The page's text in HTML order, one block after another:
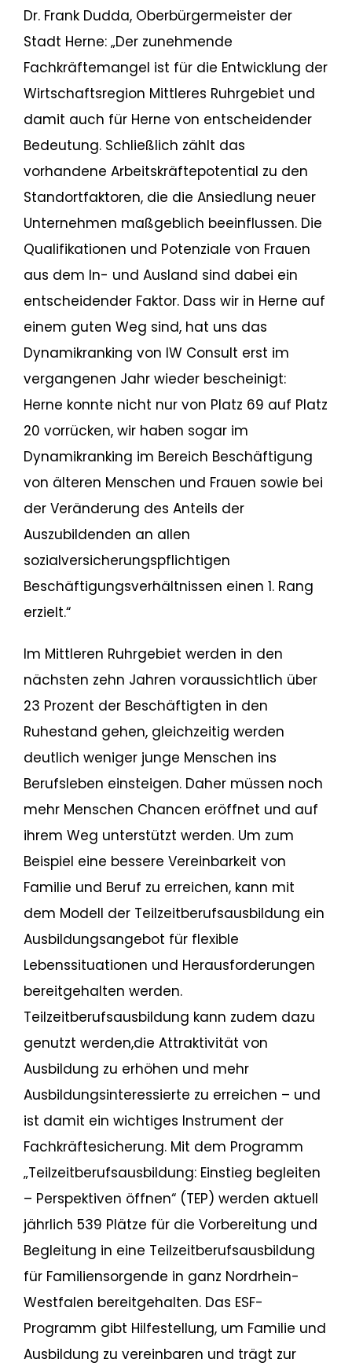
Dr. Frank Dudda, Oberbürgermeister der
Stadt Herne: „Der zunehmende
Fachkräftemangel ist für die Entwicklung der
Wirtschaftsregion Mittleres Ruhrgebiet und
damit auch für Herne von entscheidender
Bedeutung. Schließlich zählt das
vorhandene Arbeitskräftepotential zu den
Standortfaktoren, die die Ansiedlung neuer
Unternehmen maßgeblich beeinflussen. Die
Qualifikationen und Potenziale von Frauen
aus dem In- und Ausland sind dabei ein
entscheidender Faktor. Dass wir in Herne auf
einem guten Weg sind, hat uns das
Dynamikranking von IW Consult erst im
vergangenen Jahr wieder bescheinigt:
Herne konnte nicht nur von Platz 69 auf Platz
20 vorrücken, wir haben sogar im
Dynamikranking im Bereich Beschäftigung
von älteren Menschen und Frauen sowie bei
der Veränderung des Anteils der
Auszubildenden an allen
sozialversicherungspflichtigen
Beschäftigungsverhältnissen einen 1. Rang
erzielt.“
Im Mittleren Ruhrgebiet werden in den
nächsten zehn Jahren voraussichtlich über
23 Prozent der Beschäftigten in den
Ruhestand gehen, gleichzeitig werden
deutlich weniger junge Menschen ins
Berufsleben einsteigen. Daher müssen noch
mehr Menschen Chancen eröffnet und auf
ihrem Weg unterstützt werden. Um zum
Beispiel eine bessere Vereinbarkeit von
Familie und Beruf zu erreichen, kann mit
dem Modell der Teilzeitberufsausbildung ein
Ausbildungsangebot für flexible
Lebenssituationen und Herausforderungen
bereitgehalten werden.
Teilzeitberufsausbildung kann zudem dazu
genutzt werden,die Attraktivität von
Ausbildung zu erhöhen und mehr
Ausbildungsinteressierte zu erreichen – und
ist damit ein wichtiges Instrument der
Fachkräftesicherung. Mit dem Programm
„Teilzeitberufsausbildung: Einstieg begleiten
– Perspektiven öffnen“ (TEP) werden aktuell
jährlich 539 Plätze für die Vorbereitung und
Begleitung in eine Teilzeitberufsausbildung
für Familiensorgende in ganz Nordrhein-
Westfalen bereitgehalten. Das ESF-
Programm gibt Hilfestellung, um Familie und
Ausbildung zu vereinbaren und trägt zur